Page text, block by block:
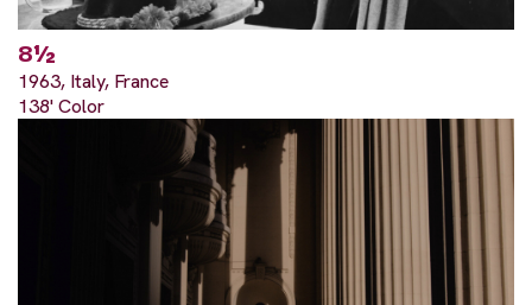
8½
1963, Italy, France
138' Color